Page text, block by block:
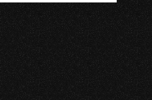
on
Facebook
on
LINE
Link
Link